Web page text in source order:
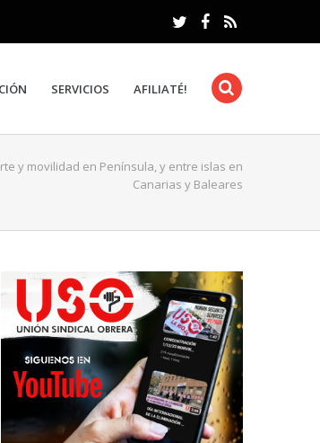
SERVICIOS AFILIATÉ!
y movilidad en Península, y entre islas en
Canarias y Baleares